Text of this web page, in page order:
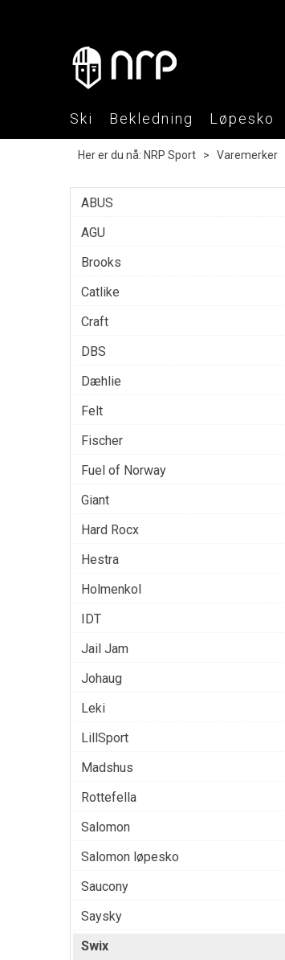
Ski Bekledning Løpesko
Her er du nå: NRP Sport > Varemerker
ABUS
AGU
Brooks
Catlike
Craft
DBS
Dæhlie
Felt
Fischer
Fuel of Norway
Giant
Hard Rocx
Hestra
Holmenkol
IDT
Jail Jam
Johaug
Leki
LillSport
Madshus
Rottefella
Salomon
Salomon løpesko
Saucony
Saysky
Swix